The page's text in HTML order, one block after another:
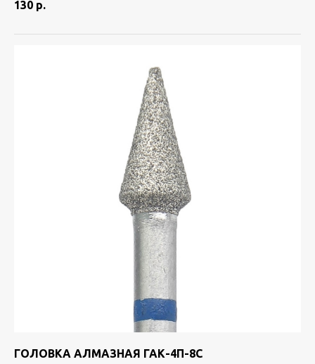
130 р.
ГОЛОВКА АЛМАЗНАЯ ГАК-4П-8С